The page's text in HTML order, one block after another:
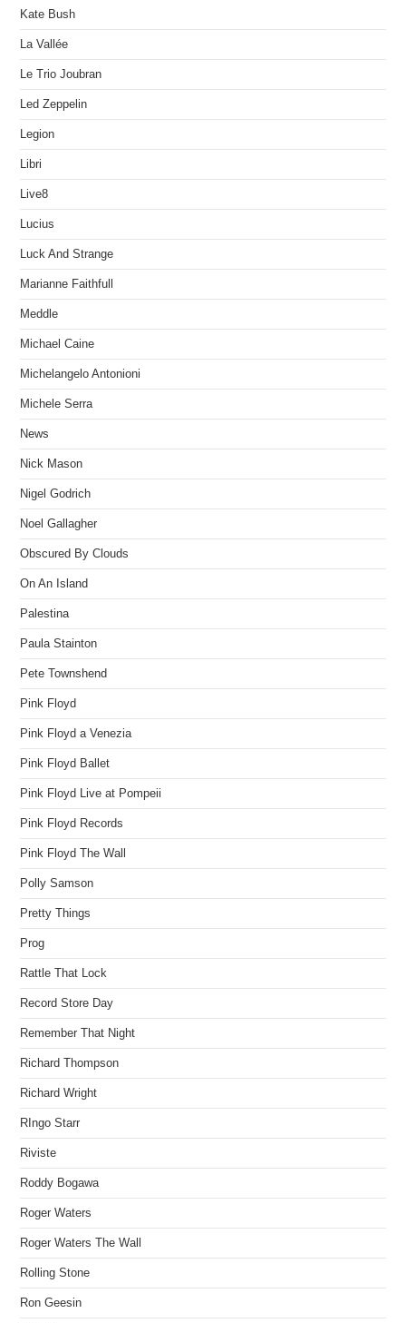
Kate Bush
La Vallée
Le Trio Joubran
Led Zeppelin
Legion
Libri
Live8
Lucius
Luck And Strange
Marianne Faithfull
Meddle
Michael Caine
Michelangelo Antonioni
Michele Serra
News
Nick Mason
Nigel Godrich
Noel Gallagher
Obscured By Clouds
On An Island
Palestina
Paula Stainton
Pete Townshend
Pink Floyd
Pink Floyd a Venezia
Pink Floyd Ballet
Pink Floyd Live at Pompeii
Pink Floyd Records
Pink Floyd The Wall
Polly Samson
Pretty Things
Prog
Rattle That Lock
Record Store Day
Remember That Night
Richard Thompson
Richard Wright
RIngo Starr
Riviste
Roddy Bogawa
Roger Waters
Roger Waters The Wall
Rolling Stone
Ron Geesin